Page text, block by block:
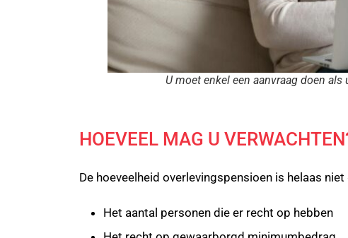
U moet enkel een aanvraag doen
HOEVEEL MAG U
De hoeveelheid overlevingspensioen is helaas
Het aantal personen die er recht op hebben